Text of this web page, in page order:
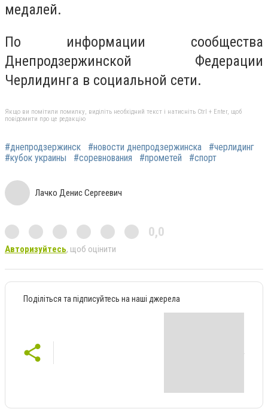
медалей.
По информации сообщества
Днепродзержинской Федерации
Черлидинга в социальной сети.
Якщо ви помітили помилку, виділіть необхідний текст і натисніть Ctrl + Enter, щоб
повідомити про це редакцію
#днепродзержинск #новости днепродзержинска
#черлидинг
#кубок украины
#соревнования #прометей #спорт
Лачко Денис Сергеевич
0,0
Авторизуйтесь, щоб оцінити
Поділіться та підписуйтесь на наші джерела